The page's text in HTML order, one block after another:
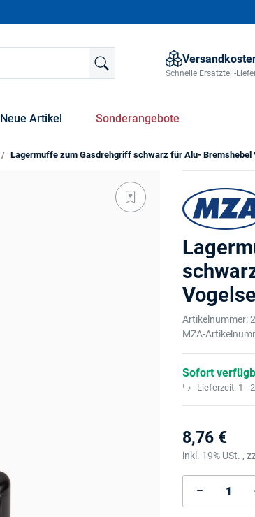
Schnelle Ersatzteil-
Neue Artikel Sonderangebote
Lagermuffe zum Gasdrehgriff schwarz für Alu- Bremshebel
Artikelnummer:
MZA-
Sofort
Lieferzeit: 1 -
8,76 €
inkl. 19% USt. ,